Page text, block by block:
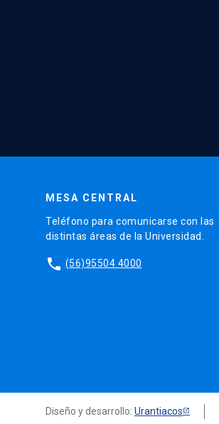
MESA CENTRAL
Teléfono para comunicarse con las
distintas áreas de la Universidad.
phone (56)95504 4000
Diseño y desarrollo: Urantiacos